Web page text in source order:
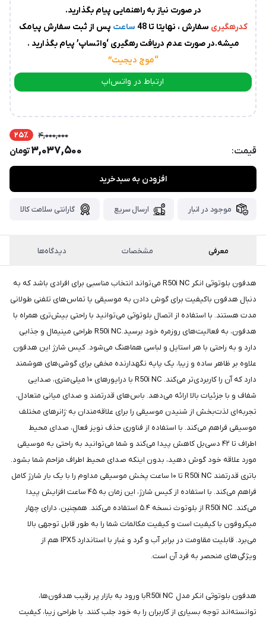
عدم
ارسال
سوی
پست،جهت
۴۸ساعت
از
ثبت
بگذارید.
از
صبر
شکیبایی
شما
"دریافت
کدرهگیری
پستی(کلیک
کنید)
ادامه
در صورت نیاز به راهنمایی پیام بگذارید.
کدرهگیری سفارش ، نهایتا تا 48 ساعت پس از ثبت سفارش پیامک
میشه.در صورت عدم دریافت رهگیری ‘واتساپ’ پیام بگذارید .
“موج دیجیت”
ارتباط در واتس‌اپ
قیمت:
4,000,000 25٪
3,037,500تومان
افزودن به سبدخرید
موجود در انبار ارسال سریع گارانتی سلامت کالا
معرفی مشخصات دیدگاه‌ها
هدفون بلوتوثی انکر R50i NC می‌تواند انتخاب مناسبی برای افرادی باشد که به
دنبال هدفون باکیفیت برای گوش دادن به موسیقی یا تماس‌های تلفنی طولانی
مدت هستند. با استفاده از اتصال بلوتوثی می‌توانید با راحتی بیش‌تری همراه با
هدفون، به فعالیت‌های روزمره خود برسید.R50i NC طراحی مینیمال و جذابی
دارد و به راحتی با هر استایل و لباسی هماهنگ می‌شود. کیس شارژ این هدفون
علاوه بر ظاهر ساده و زیبا، یک پایه نگهدارنده مخفی برای گوشی‌های هوشمند
دارد که آن را کاربردی‌تر می‌کند. R50i NC با درایورهای ۱۰ میلی‌متری، صدایی
شفاف و با جزئیات بالا ارائه می‌دهد. باس‌های قدرتمند و صدای میانی متعادل،
تجربه‌ای لذت‌بخش از شنیدن موسیقی را برای علاقه‌مندان به ژانرهای مختلف
موسیقی فراهم می‌کند. با استفاده از فناوری حذف نویز فعال، صدای محیط
اطراف تا ۴۲ دسی‌بل کاهش پیدا می‌کند و شما می‌توانید به راحتی به موسیقی
مورد علاقه خود گوش دهید، بدون اینکه صدای محیط اطراف مزاحم شما بشود.
باتری قدرتمند R50i NC تا ۱۰ ساعت پخش موسیقی مداوم را با یک بار شارژ کامل
فراهم می‌کند. با استفاده از کیس شارژ، این زمان به ۴۵ ساعت افزایش پیدا
می‌کند. R50i NC از بلوتوث نسخه ۵.۴ استفاده می‌کند. همچنین، دارای چهار
میکروفون با کیفیت است و کیفیت مکالمات شما را به طور قابل توجهی بالا
می‌برد. قابلیت مقاومت در برابر آب و گرد و غبار با استاندارد IPX5 هم از
ویژگی‌های منحصر به فرد آن است.
هدفون بلوتوثی انکر مدل R50i NCبا ورود به بازار پر رقیب هدفون‌ها،
توانسته‌اند توجه بسیاری از کاربران را به خود جلب کنند. با طراحی زیبا، کیفیت